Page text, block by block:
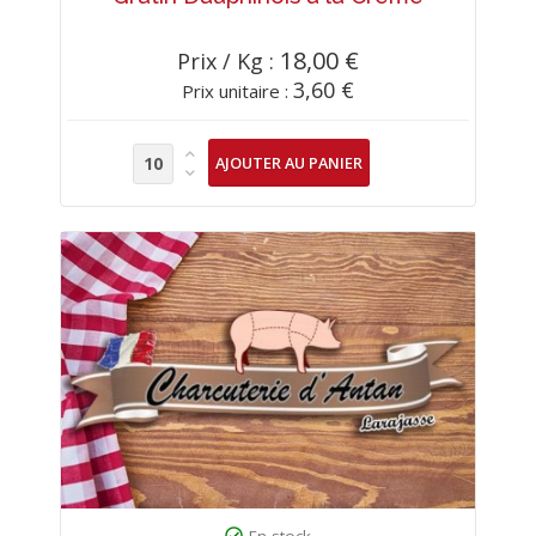
Prix / Kg : 18,00 €
Prix unitaire : 3,60 €